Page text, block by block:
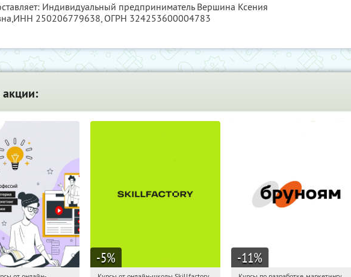
Индивидуальный предприниматель Вершина Ксения
ИНН 250206779638, ОГРН 324253600004783
-5% -11%